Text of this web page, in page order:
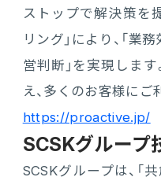
ストップで解決策を
リング」により、「業
営判断」を実現しま
え、多くのお客様にご
https://proactive.jp/
SCSKグループ
SCSKグループは、「